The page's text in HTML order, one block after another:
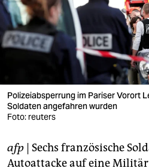
nord
wahrheit
verlag
veranstaltungen
fragen & hilfe
Polizeiabsperrung im Pariser Vorort
Soldaten angefahren wurden
Foto: reuters
afp | Sechs französische
Autoattacke auf eine